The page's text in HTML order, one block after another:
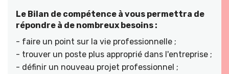
Le Bilan de compétence à vous permettra de
répondre à de nombreux besoins :
- faire un point sur la vie professionnelle ;
- trouver un poste plus approprié dans l'entreprise ;
- définir un nouveau projet professionnel ;